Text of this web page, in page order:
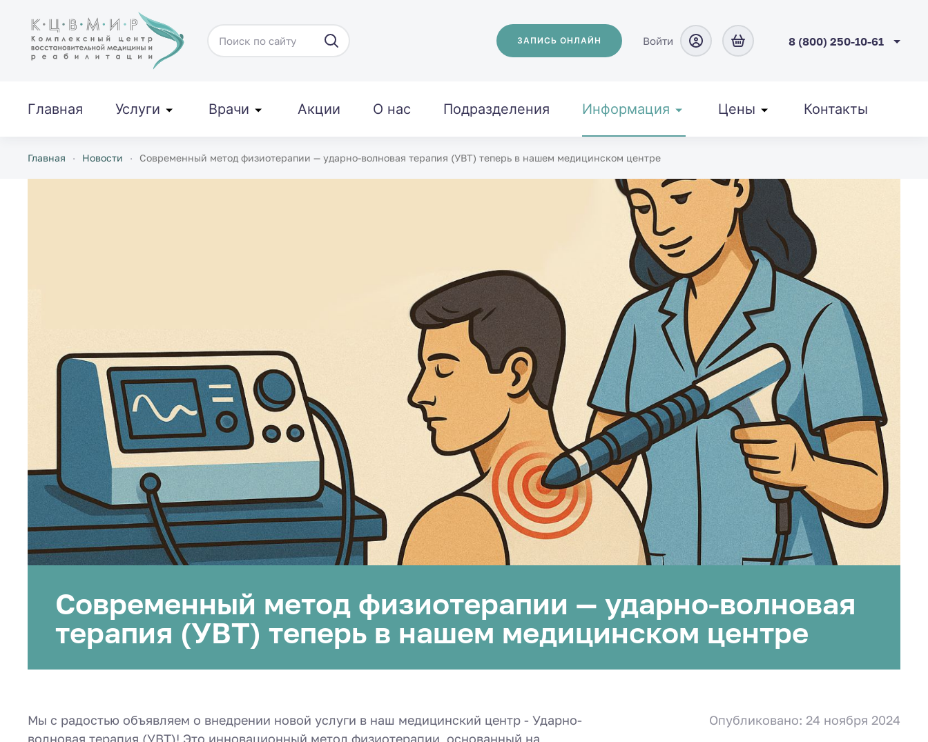
Перейти к содержимому ЗАПИСЬ ОНЛАЙН Войти 8 (800) 250-10-61
Главная Услуги Врачи Акции О нас Подразделения Информация Цены Контакты
Главная Новости Современный метод физиотерапии — ударно-волновая терапия (УВТ) теперь в нашем медицинском центре
Современный метод физиотерапии — ударно-волновая
терапия (УВТ) теперь в нашем медицинском центре
Мы с радостью объявляем о внедрении новой услуги в наш медицинский центр - Ударно-
волновая терапия (УВТ)! Это инновационный метод физиотерапии, основанный на
Опубликовано: 24 ноября 2024